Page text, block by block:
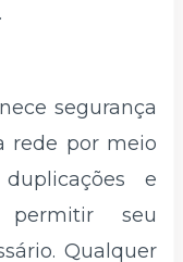
segurança
rede por meio
e
seu
Qualquer